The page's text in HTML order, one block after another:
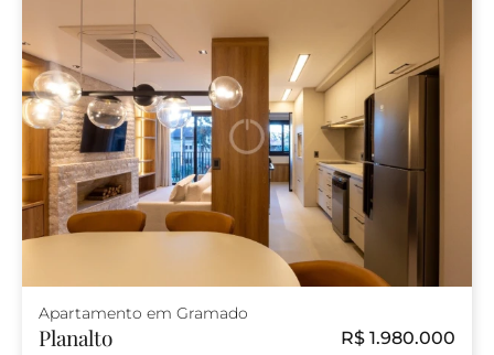
Apartamento em Gramado
Planalto R$ 1.980.000